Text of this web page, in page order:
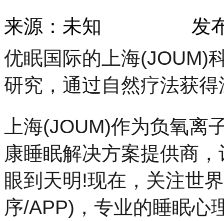
来源：未知 发布时
优眠国际的上海(JOUM)
研究，通过自然疗法获
上海(JOUM)作为负氧离
康睡眠解决方案提供商
眼到天明!现在，关注世
序/APP)，专业的睡眠心